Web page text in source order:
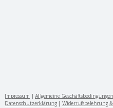
Impressum | Allgemeine
Datenschutzerklärung | Widerrufsbelehrung